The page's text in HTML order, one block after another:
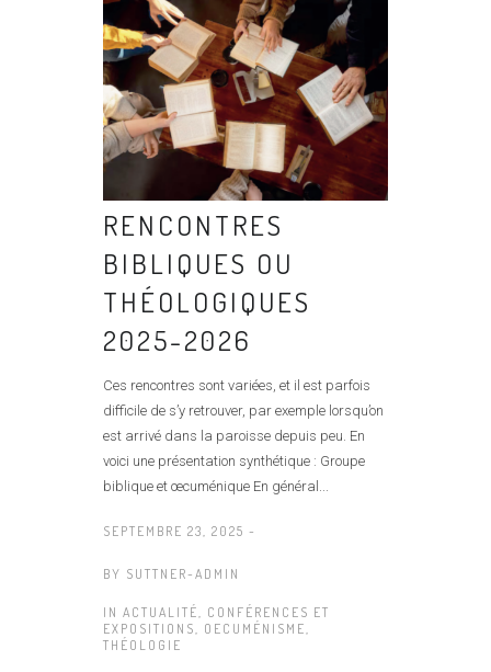
RENCONTRES
BIBLIQUES OU
THÉOLOGIQUES
2025-2026
Ces rencontres sont variées, et il est parfois
difficile de s’y retrouver, par exemple lorsqu’on
est arrivé dans la paroisse depuis peu. En
voici une présentation synthétique : Groupe
biblique et œcuménique En général...
SEPTEMBRE 23, 2025 -
BY SUTTNER-ADMIN
IN ACTUALITÉ
CONFÉRENCES ET
EXPOSITIONS
OECUMÉNISME
THÉOLOGIE